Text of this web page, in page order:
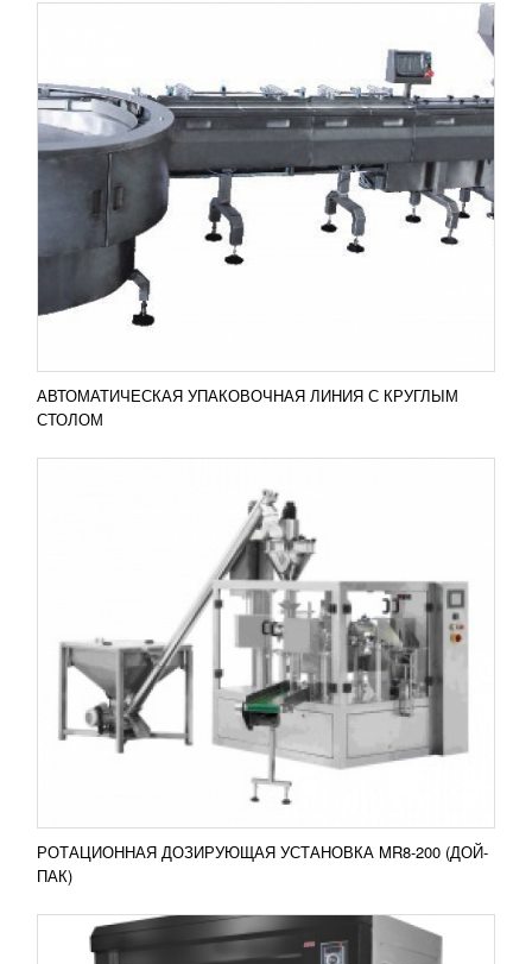
АВТОМАТИЧЕСКАЯ УПАКОВОЧНАЯ ЛИНИЯ С КРУГЛЫМ
СТОЛОМ
РОТАЦИОННАЯ ДОЗИРУЮЩАЯ
УСТАНОВКА MR8-200 (ДОЙ-ПАК)
1 926 238RUB
Установка MR8-200 (Дой-Пак) является
ротационной дозирующей. Дополнительно она
оснащена дополнительно мультиголовкой. Ее
главная задача –...
ПОДРОБНЕЕ
РОТАЦИОННАЯ ДОЗИРУЮЩАЯ УСТАНОВКА MR8-200 (ДОЙ-
ПАК)
ЯРУСНАЯ ПЕЧЬ SILVER 315E
436 810RUB
Ярусная печь Silver 315E Ярусная электрическая
печь серии Silver 315E применяется на небольших
производствах для эффективного выпекания...
ПОДРОБНЕЕ
Добавить в сравнение